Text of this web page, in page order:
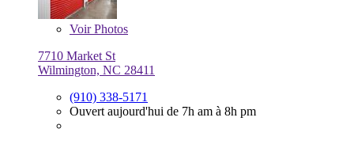
VoirPhotos
7710 Market St
Wilmington, NC 28411
(910) 338-5171
Ouvert aujourd'hui de 7h am à 8h pm